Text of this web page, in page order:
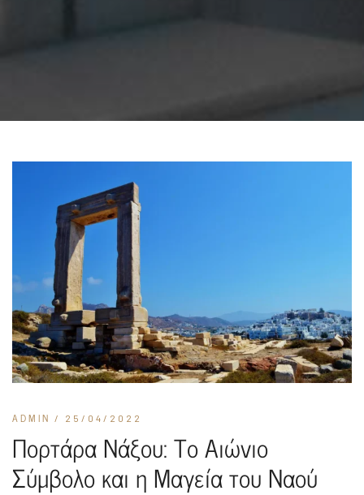
ADMIN / 25/04/2022
Πορτάρα Νάξου: Το Αιώνιο
Σύμβολο και η Μαγεία του Ναού